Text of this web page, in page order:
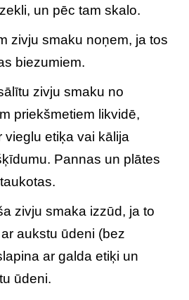
un pēc tam skalo.
zivju smaku noņem, ja tos
biezumiem.
zivju smaku no
priekšmetiem likvidē,
vieglu etiķa vai kālija
Pannas un plātes
zivju smaka izzūd, ja to
aukstu ūdeni (bez
ar galda etiķi un
ūdeni.